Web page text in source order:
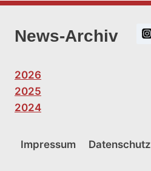
News-Archiv
2026
2025
2024
Impressum Datenschutz